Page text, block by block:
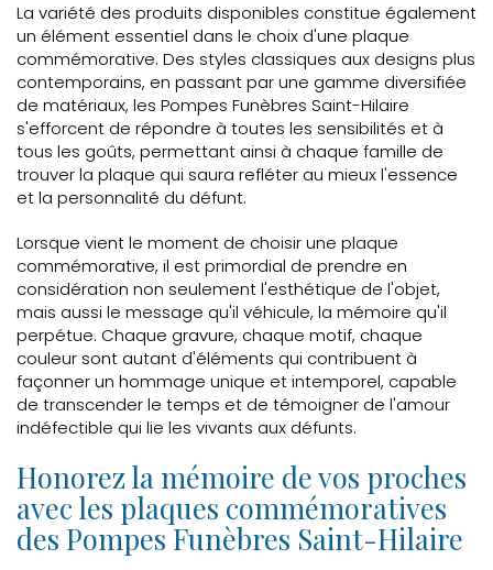
La variété des produits disponibles constitue également
un élément essentiel dans le choix d'une plaque
commémorative. Des styles classiques aux designs plus
contemporains, en passant par une gamme diversifiée
de matériaux, les Pompes Funèbres Saint-Hilaire
s'efforcent de répondre à toutes les sensibilités et à
tous les goûts, permettant ainsi à chaque famille de
trouver la plaque qui saura refléter au mieux l'essence
et la personnalité du défunt.
Lorsque vient le moment de choisir une plaque
commémorative, il est primordial de prendre en
considération non seulement l'esthétique de l'objet,
mais aussi le message qu'il véhicule, la mémoire qu'il
perpétue. Chaque gravure, chaque motif, chaque
couleur sont autant d'éléments qui contribuent à
façonner un hommage unique et intemporel, capable
de transcender le temps et de témoigner de l'amour
indéfectible qui lie les vivants aux défunts.
Honorez la mémoire de vos proches
avec les plaques commémoratives
des Pompes Funèbres Saint-Hilaire